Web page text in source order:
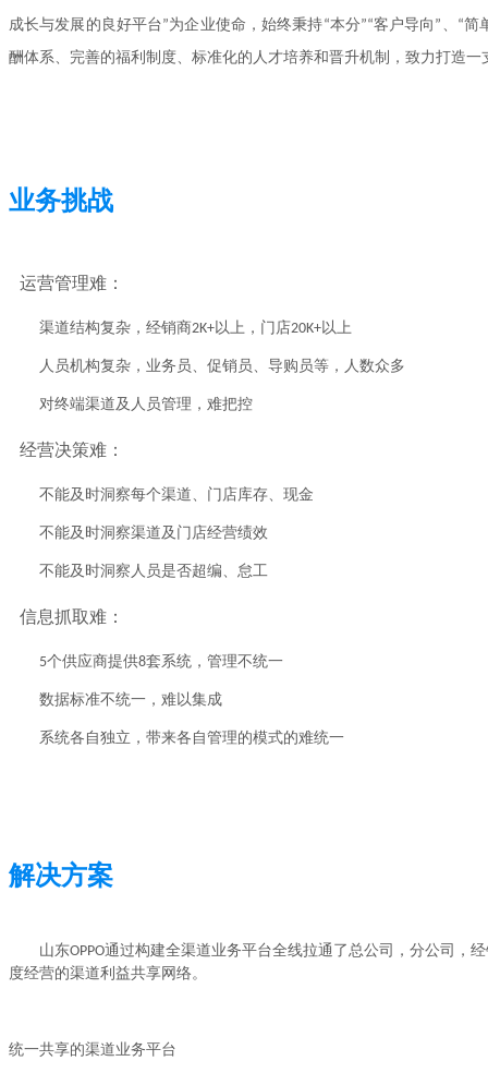
成长与发展的良好平台”为企业使命，始终秉持“本分”“客户导向”、“
酬体系、完善的福利制度、标准化的人才培养和晋升机制，致力打造
业务挑战
运营管理难：
渠道结构复杂，经销商2K+以上，门店20K+以上
人员机构复杂，业务员、促销员、导购员等，人数众多
对终端渠道及人员管理，难把控
经营决策难：
不能及时洞察每个渠道、门店库存、现金
不能及时洞察渠道及门店经营绩效
不能及时洞察人员是否超编、怠工
信息抓取难：
5个供应商提供8套系统，管理不统一
数据标准不统一，难以集成
系统各自独立，带来各自管理的模式的难统一
解决方案
山东OPPO通过构建全渠道业务平台全线拉通了总公司，分公司
度经营的渠道利益共享网络。
统一共享的渠道业务平台